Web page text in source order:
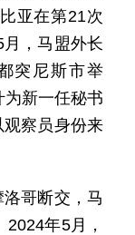
亚在第21次
，马盟外长
突尼斯市举
新一任秘书
察员身份来
哥断交，马
年5月，